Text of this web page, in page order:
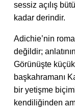
sessiz açılış
kadar derindir.
Adichie’nin
değildir;
Görünüşte
başkahramanı
bir yetişme
kendiliğinden